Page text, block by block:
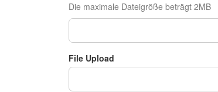
Die maximale Dateigröße beträgt 2MB
File Upload